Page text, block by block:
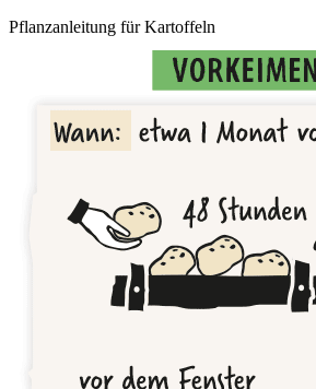
Pflanzanleitung für Kartoffeln